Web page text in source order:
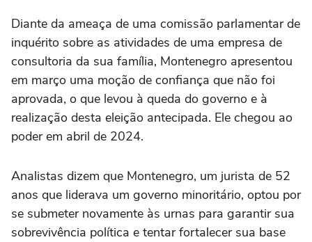
Diante da ameaça de uma comissão parlamentar de
inquérito sobre as atividades de uma empresa de
consultoria da sua família, Montenegro apresentou
em março uma moção de confiança que não foi
aprovada, o que levou à queda do governo e à
realização desta eleição antecipada. Ele chegou ao
poder em abril de 2024.
Analistas dizem que Montenegro, um jurista de 52
anos que liderava um governo minoritário, optou por
se submeter novamente às urnas para garantir sua
sobrevivência política e tentar fortalecer sua base